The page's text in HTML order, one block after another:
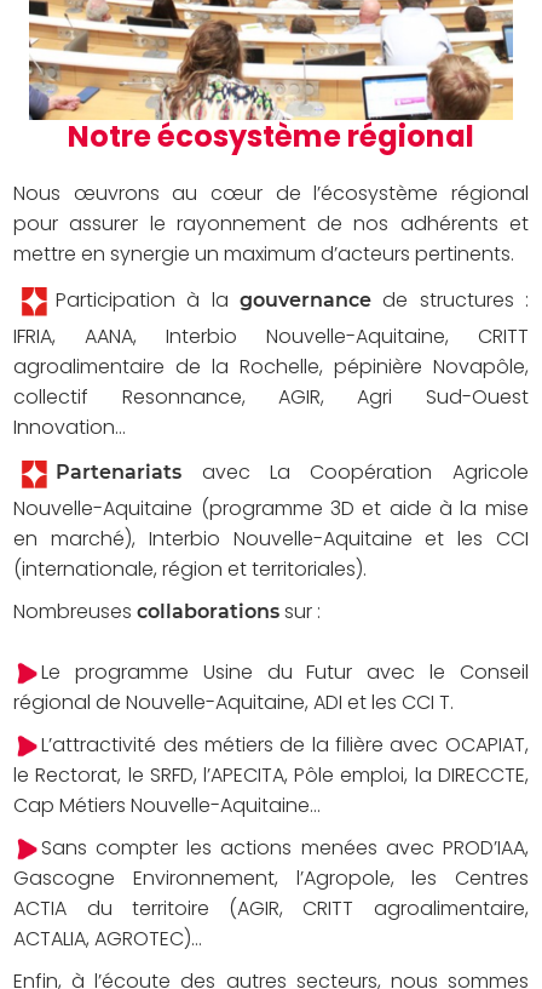
Notre écosystème régional
Nous œuvrons au cœur de l’écosystème régional
pour assurer le rayonnement de nos adhérents et
mettre en synergie un maximum d’acteurs pertinents.
Participation à la gouvernance de structures :
IFRIA, AANA, Interbio Nouvelle-Aquitaine, CRITT
agroalimentaire de la Rochelle, pépinière Novapôle,
collectif Resonnance, AGIR, Agri Sud-Ouest
Innovation…
Partenariats
avec La Coopération Agricole
Nouvelle-Aquitaine (programme 3D et aide à la mise
en marché), Interbio Nouvelle-Aquitaine et les CCI
(internationale, région et territoriales).
Nombreusescollaborations sur :
Le programme Usine du Futur avec le Conseil
régional de Nouvelle-Aquitaine, ADI et les CCI T.
L’attractivité des métiers de la filière avec OCAPIAT,
le Rectorat, le SRFD, l’APECITA, Pôle emploi, la DIRECCTE,
Cap Métiers Nouvelle-Aquitaine…
Sans compter les actions menées avec PROD’IAA,
Gascogne Environnement, l’Agropole, les Centres
ACTIA du territoire (AGIR, CRITT agroalimentaire,
ACTALIA, AGROTEC)…
Enfin, à l’écoute des autres secteurs, nous sommes